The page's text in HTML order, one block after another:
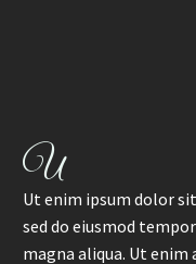
U
Ut enim ipsum dolor
sed do eiusmod
magna aliqua. Ut enim